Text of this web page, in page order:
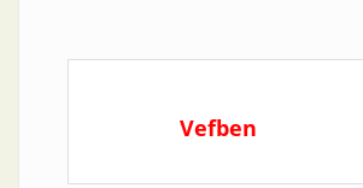
Vefben